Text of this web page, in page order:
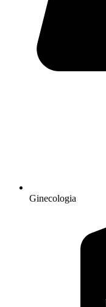
Ginecologia